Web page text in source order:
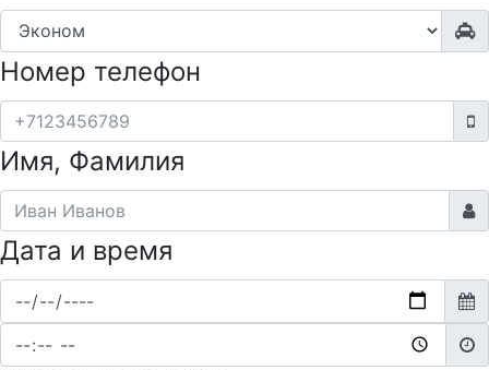
Номер телефон
Имя, Фамилия
Дата и время